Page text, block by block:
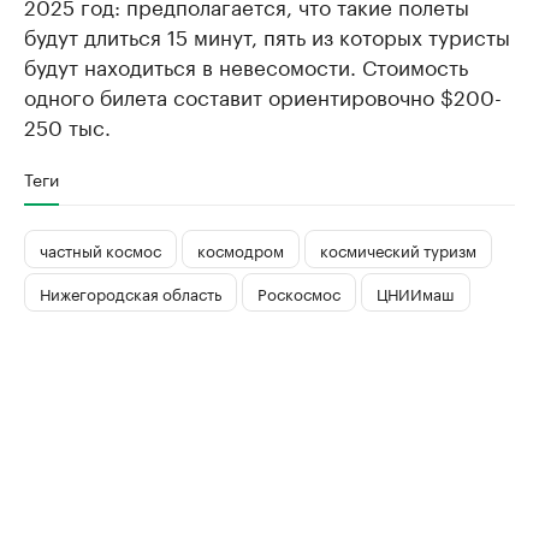
будут длиться 15 минут, пять из которых туристы
будут находиться в невесомости. Стоимость
одного билета составит ориентировочно $200-
250 тыс.
Теги
частный космос космодром
космический туризм
Нижегородская область
Роскосмос ЦНИИмаш